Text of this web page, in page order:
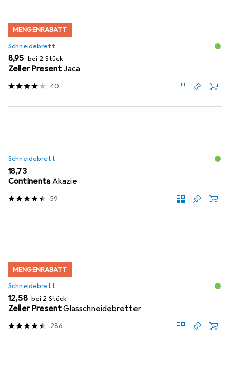
MENGENRABATT
Schneidebrett
EUR
8,95 bei 2 Stück
Zeller Present Jaca
40
Schneidebrett
EUR
18,73
Continenta Akazie
59
MENGENRABATT
Schneidebrett
EUR
12,58 bei 2 Stück
Zeller PresentGlasschneidebretter
286